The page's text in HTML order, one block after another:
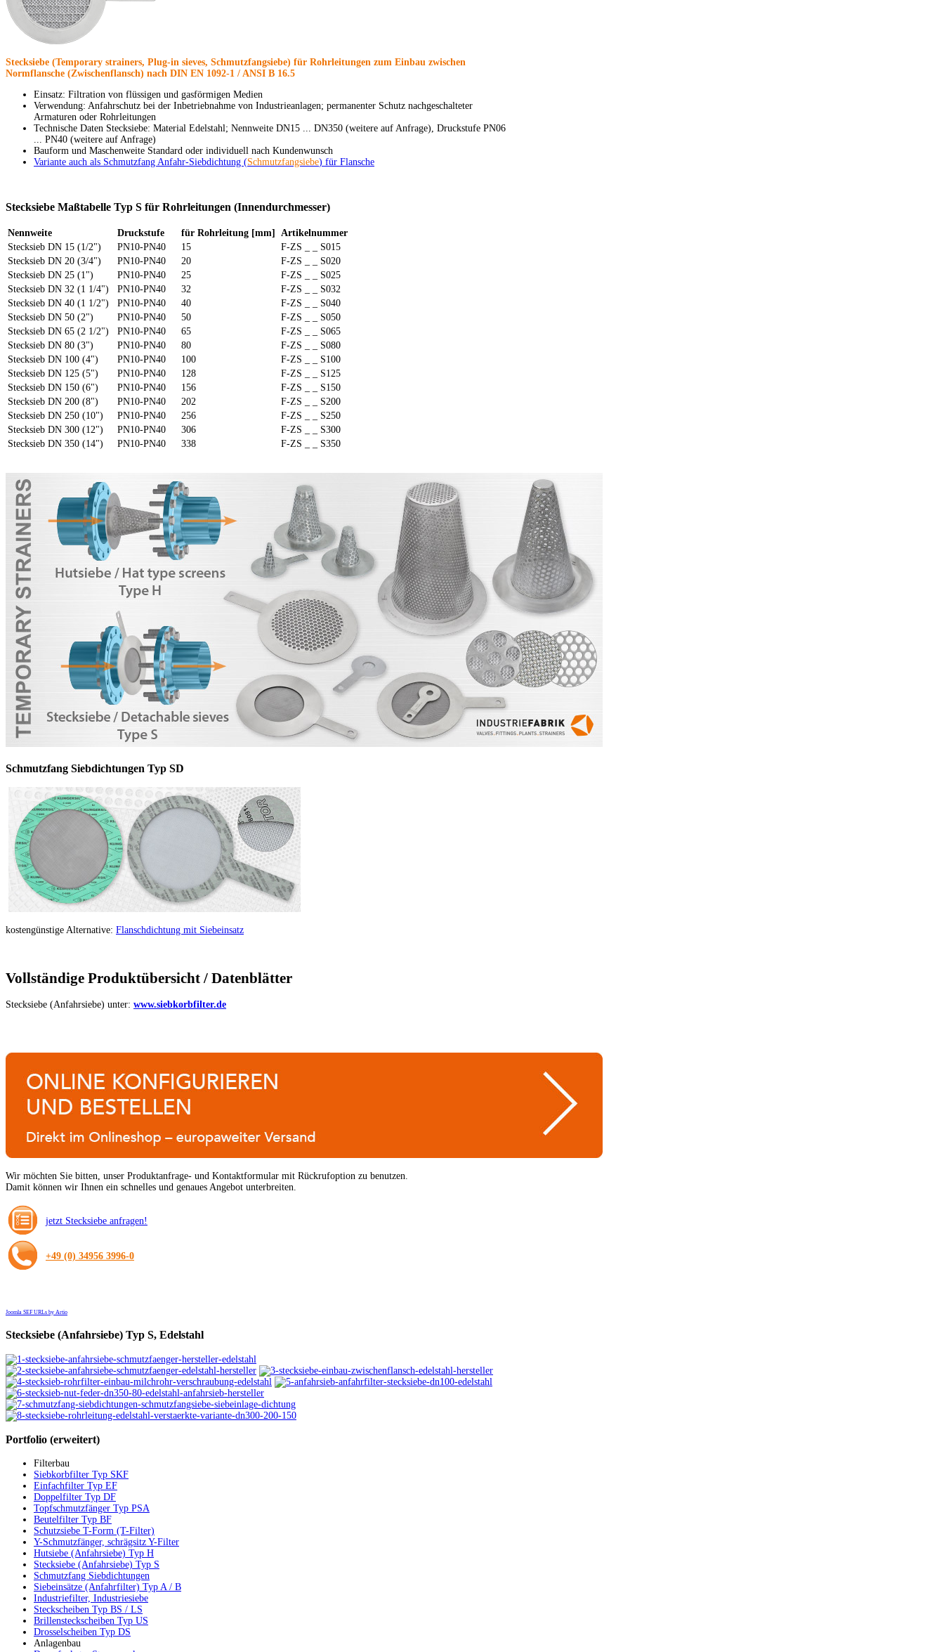
Stecksiebe (Temporary strainers, Plug-in sieves, Schmutzfangsiebe) für Rohrleitungen zum Einbau zwischen
Normflansche (Zwischenflansch) nach DIN EN 1092-1 / ANSI B 16.5
Einsatz: Filtration von flüssigen und gasförmigen Medien
Verwendung: Anfahrschutz bei der Inbetriebnahme von Industrieanlagen; permanenter Schutz nachgeschalteter
Armaturen oder Rohrleitungen
Technische Daten Stecksiebe: Material Edelstahl; Nennweite DN15 ... DN350 (weitere auf Anfrage), Druckstufe PN06
... PN40 (weitere auf Anfrage)
Bauform und Maschenweite Standard oder individuell nach Kundenwunsch
Variante auch als Schmutzfang Anfahr-Siebdichtung (Schmutzfangsiebe) für Flansche
Stecksiebe Maßtabelle Typ S für Rohrleitungen (Innendurchmesser)
Nennweite Druckstufe für Rohrleitung [mm]
Artikelnummer
Stecksieb DN 15 (1/2")
PN10-PN40 15
F-ZS _ _ S015
Stecksieb DN 20 (3/4")
PN10-PN40 20
F-ZS _ _ S020
Stecksieb DN 25 (1")
PN10-PN40 25
F-ZS _ _ S025
Stecksieb DN 32 (1 1/4")
PN10-PN40 32
F-ZS _ _ S032
Stecksieb DN 40 (1 1/2")
PN10-PN40 40
F-ZS _ _ S040
Stecksieb DN 50 (2")
PN10-PN40 50
F-ZS _ _ S050
Stecksieb DN 65 (2 1/2")
PN10-PN40 65
F-ZS _ _ S065
Stecksieb DN 80 (3")
PN10-PN40 80
F-ZS _ _ S080
Stecksieb DN 100 (4")
PN10-PN40 100
F-ZS _ _ S100
Stecksieb DN 125 (5")
PN10-PN40 128
F-ZS _ _ S125
Stecksieb DN 150 (6")
PN10-PN40 156
F-ZS _ _ S150
Stecksieb DN 200 (8")
PN10-PN40 202
F-ZS _ _ S200
Stecksieb DN 250 (10")
PN10-PN40 256
F-ZS _ _ S250
Stecksieb DN 300 (12")
PN10-PN40 306
F-ZS _ _ S300
Stecksieb DN 350 (14")
PN10-PN40 338 F-ZS _ _ S350
Schmutzfang Siebdichtungen Typ SD
kostengünstige Alternative: Flanschdichtung mit Siebeinsatz
Vollständige Produktübersicht / Datenblätter
Stecksiebe (Anfahrsiebe) unter: www.siebkorbfilter.de
Wir möchten Sie bitten, unser Produktanfrage- und Kontaktformular mit Rückrufoption zu benutzen.
Damit können wir Ihnen ein schnelles und genaues Angebot unterbreiten.
jetzt Stecksiebe anfragen!
+49 (0) 34956 3996-0
Joomla SEF URLs by Artio
Stecksiebe (Anfahrsiebe) Typ S, Edelstahl
Portfolio (erweitert)
Filterbau
Siebkorbfilter Typ SKF
Einfachfilter Typ EF
Doppelfilter Typ DF
Topfschmutzfänger Typ PSA
Beutelfilter Typ BF
Schutzsiebe T-Form (T-Filter)
Y-Schmutzfänger, schrägsitz Y-Filter
Hutsiebe (Anfahrsiebe) Typ H
Stecksiebe (Anfahrsiebe) Typ S
Schmutzfang Siebdichtungen
Siebeinsätze (Anfahrfilter) Typ A / B
Industriefilter, Industriesiebe
Steckscheiben Typ BS / LS
Brillensteckscheiben Typ US
Drosselscheiben Typ DS
Anlagenbau